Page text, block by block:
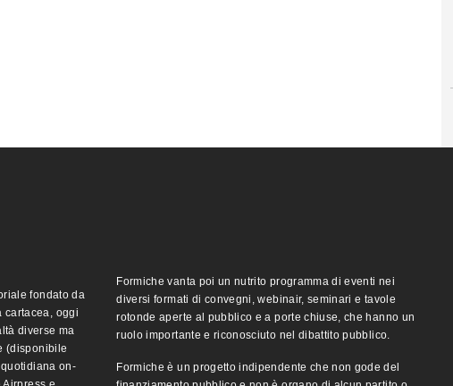
fondato da
cartacea, oggi
diverse ma
(disponibile
on-
Formiche vanta poi un nutrito programma di eventi nei
diversi formati di convegni, webinair, seminari e tavole
rotonde aperte al pubblico e a porte chiuse, che hanno un
ruolo importante e riconosciuto nel dibattito pubblico.
Formiche è un progetto indipendente che non gode del